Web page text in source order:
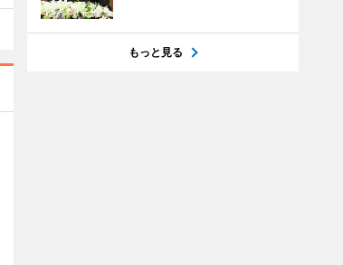
もっと見る